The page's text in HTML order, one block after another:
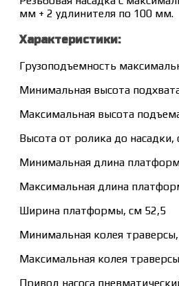
мм + 2 удлинителя по 100 мм.
Характеристики:
Грузоподъемность
Минимальная высота
Максимальная высота
Высота от ролика до насадки,
Минимальная длина
Максимальная длина
Ширина платформы, см 52,5
Минимальная колея
Максимальная колея
Привод насоса